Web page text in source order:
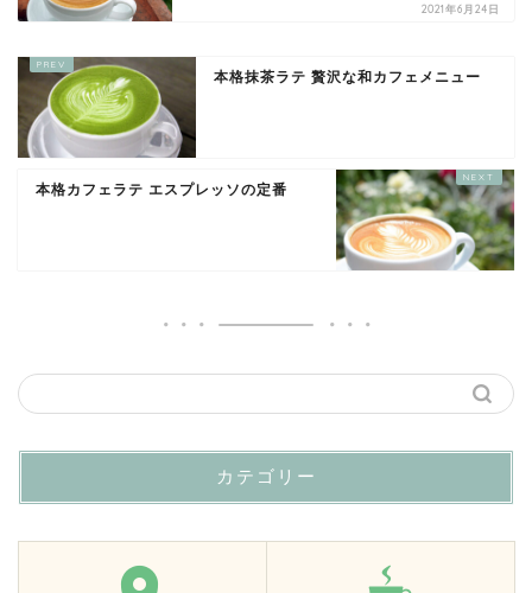
2021年6月24日
本格抹茶ラテ 贅沢な和カフェメニュー
本格カフェラテ エスプレッソの定番
カテゴリー